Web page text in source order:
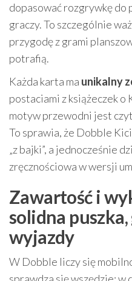
dopasować rozgrywkę do
graczy. To szczególnie
przygodę z grami
potrafią.
Każda karta ma unikalny
postaciami z książeczek o
motyw przewodni jest
To sprawia, że Dobble
„z bajki”, a jednocześnie
zręcznościowa w wersji
Zawartość i
solidna
wyjazdy
W Dobble liczy się